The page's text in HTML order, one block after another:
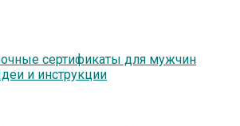
сертификаты для мужчин
и инструкции